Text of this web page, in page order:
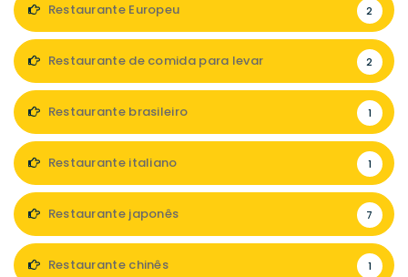
Restaurante Europeu 2
Restaurante de comida para levar 2
Restaurante brasileiro 1
Restaurante italiano 1
Restaurante japonês 7
Restaurante chinês 1